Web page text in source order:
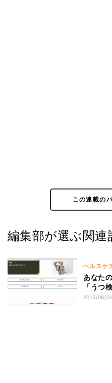
この連載の
編集部が選ぶ関連
ヘルスケ
あなた
「うつ
2015/08/